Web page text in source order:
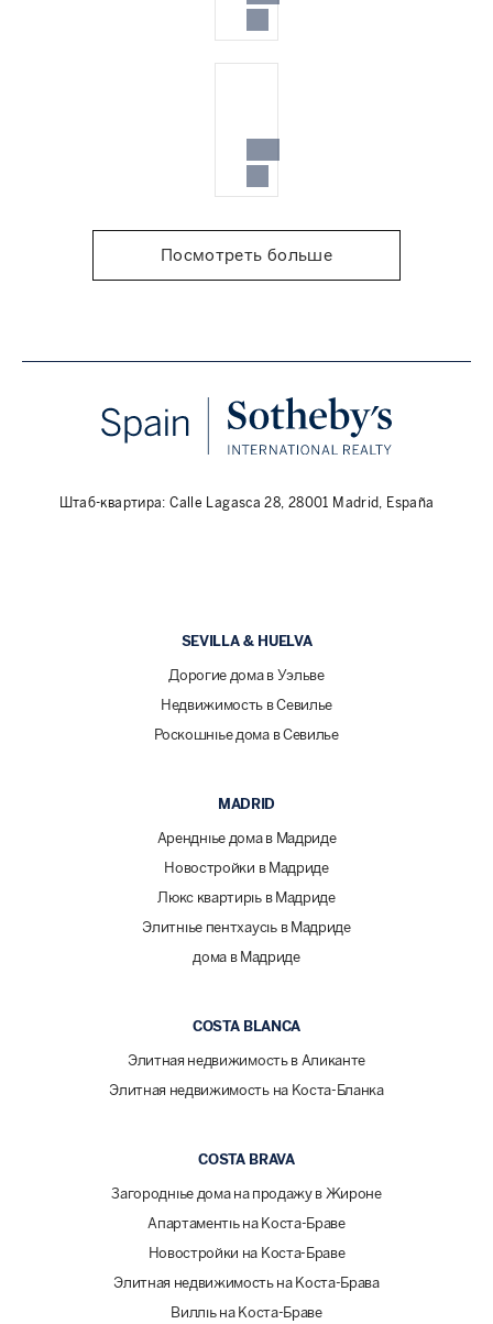
Посмотреть больше
Штаб-квартира: Calle Lagasca 28, 28001 Madrid, España
SEVILLA & HUELVA
Дорогие дома в Уэльве
Недвижимость в Севилье
Роскошные дома в Севилье
MADRID
Арендные дома в Мадриде
Новостройки в Мадриде
Люкс квартиры в Мадриде
Элитные пентхаусы в Мадриде
дома в Мадриде
COSTA BLANCA
Элитная недвижимость в Аликанте
Элитная недвижимость на Коста-Бланка
COSTA BRAVA
Загородные дома на продажу в Жироне
Апартаменты на Коста-Браве
Новостройки на Коста-Браве
Элитная недвижимость на Коста-Брава
Виллы на Коста-Браве